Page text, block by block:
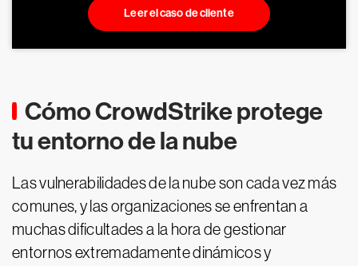
Leer el caso de cliente
Cómo CrowdStrike protege
tu entorno de la nube
Las vulnerabilidades de la nube son cada vez más
comunes, y las organizaciones se enfrentan a
muchas dificultades a la hora de gestionar
entornos extremadamente dinámicos y